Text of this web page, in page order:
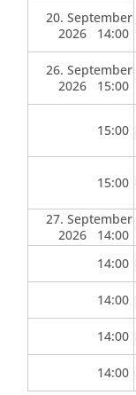
20. September
2026 14:00
26. September
2026 15:00
15:00
15:00
27. September
2026 14:00
14:00
14:00
14:00
14:00